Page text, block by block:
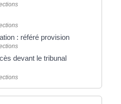
: référé provision
devant le tribunal